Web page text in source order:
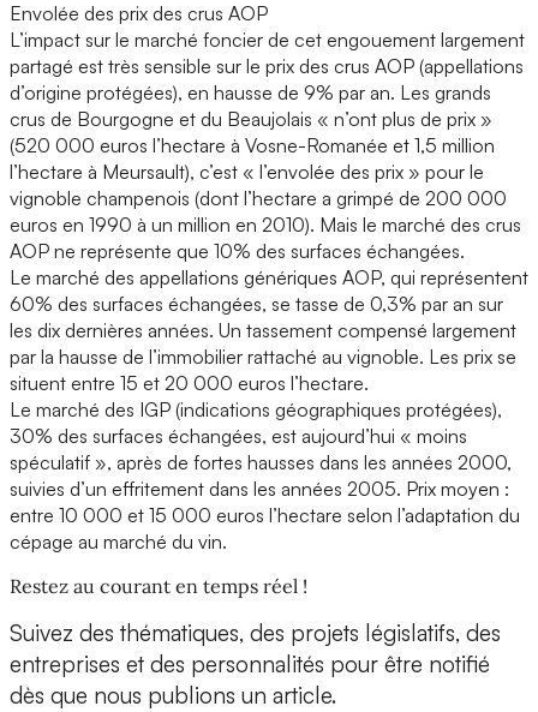
Envolée des prix des crus AOP
L’impact sur le marché foncier de cet engouement largement
partagé est très sensible sur le prix des crus AOP (appellations
d’origine protégées), en hausse de 9% par an. Les grands
crus de Bourgogne et du Beaujolais « n’ont plus de prix »
(520 000 euros l’hectare à Vosne-Romanée et 1,5 million
l’hectare à Meursault), c’est « l’envolée des prix » pour le
vignoble champenois (dont l’hectare a grimpé de 200 000
euros en 1990 à un million en 2010). Mais le marché des crus
AOP ne représente que 10% des surfaces échangées.
Le marché des appellations génériques AOP, qui représentent
60% des surfaces échangées, se tasse de 0,3% par an sur
les dix dernières années. Un tassement compensé largement
par la hausse de l’immobilier rattaché au vignoble. Les prix se
situent entre 15 et 20 000 euros l’hectare.
Le marché des IGP (indications géographiques protégées),
30% des surfaces échangées, est aujourd’hui « moins
spéculatif », après de fortes hausses dans les années 2000,
suivies d’un effritement dans les années 2005. Prix moyen :
entre 10 000 et 15 000 euros l’hectare selon l’adaptation du
cépage au marché du vin.
Restez au courant en temps réel !
Suivez des thématiques, des projets législatifs, des
entreprises et des personnalités pour être notifié
dès que nous publions un article.